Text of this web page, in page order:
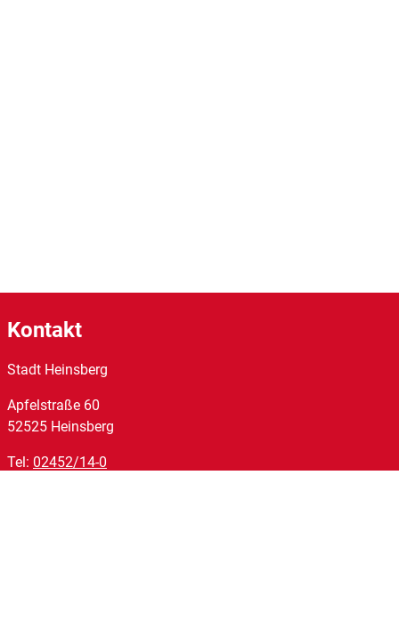
Kontakt
Stadt Heinsberg
Apfelstraße 60
52525 Heinsberg
Tel: 02452/14-0